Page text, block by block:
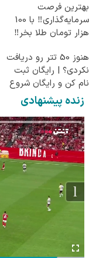
بهترین فرصت
سرمایه‌گذاری‼️ با 100
هزار تومان طلا بخر‼️
هنوز 50 تتر رو دریافت
نکردی؟ | رایگان ثبت
نام کن و رایگان شروع
کن!
زنده پیشنهادی